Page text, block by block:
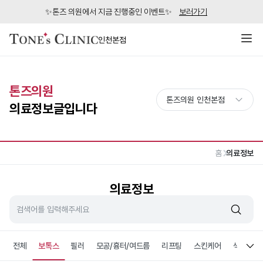
✨톤즈 의원에서 지금 진행중인 이벤트✨ 보러가기
인천본점
톤즈의원
의료정보글입니다
홈 의료정보
의료정보
전체 보톡스 필러 모공/흉터/여드름 리프팅 스킨케어 색소침착